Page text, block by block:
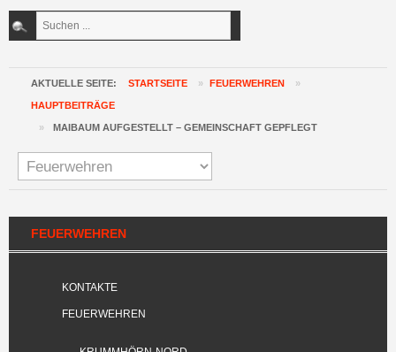
Suchen
...
AKTUELLE SEITE: STARTSEITE » FEUERWEHREN »
HAUPTBEITRÄGE
» MAIBAUM AUFGESTELLT – GEMEINSCHAFT GEPFLEGT
FEUERWEHREN
KONTAKTE
FEUERWEHREN